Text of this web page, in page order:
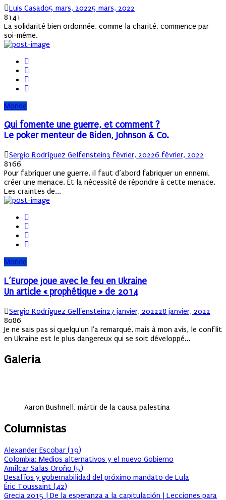
Author
Luis CasadoPosted
5 mars, 20225 mars, 2022
8141
La solidarité bien ordonnée, comme la charité, commence par
soi-même.
Monde
Qui fomente une guerre, et comment ?
Le poker menteur de Biden, Johnson & Co.
Author
Sergio Rodríguez GelfensteinPosted
3 février, 20226 février, 2022
8166
Pour fabriquer une guerre, il faut d’abord fabriquer un ennemi,
créer une menace. Et la nécessité de répondre à cette menace.
Les craintes de...
Monde
L’Europe joue avec le feu en Ukraine
Un article « prophétique » de 2014
Author
Sergio Rodríguez GelfensteinPosted
27 janvier, 202228 janvier, 2022
8086
Je ne sais pas si quelqu'un l'a remarqué, mais à mon avis, le conflit
en Ukraine est le plus dangereux qui se soit développé...
Galeria
Aaron Bushnell, mártir de la causa palestina
Columnistas
Alexander Escobar (19)
Colombia: Medios alternativos y el nuevo Gobierno
Amílcar Salas Oroño (5)
Desafíos y gobernabilidad del próximo mandato de Lula
Éric Toussaint (42)
Grecia 2015 | De la esperanza a la capitulación | Lecciones para